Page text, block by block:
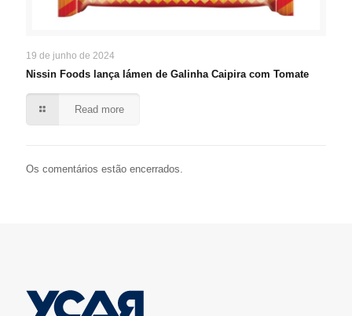
19 de junho de 2024
Nissin Foods lança lámen de Galinha Caipira com Tomate
Read more
Os comentários estão encerrados.